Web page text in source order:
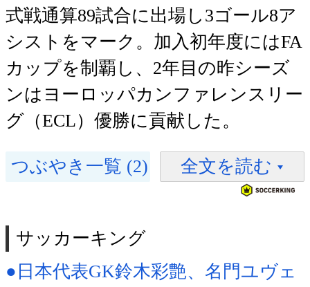
式戦通算89試合に出場し3ゴール8ア
シストをマーク。加入初年度にはFA
カップを制覇し、2年目の昨シーズ
ンはヨーロッパカンファレンスリー
グ（ECL）優勝に貢献した。
つぶやき一覧 (2) 全文を読む
サッカーキング
●日本代表GK鈴木彩艶、名門ユヴェ